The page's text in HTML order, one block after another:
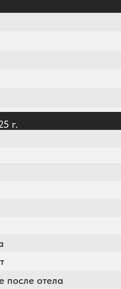
г.
после отела
г.